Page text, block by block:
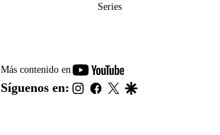
Series
Más contenido en
youtube-
footer
Síguenos en: instagram
facebook
twitter